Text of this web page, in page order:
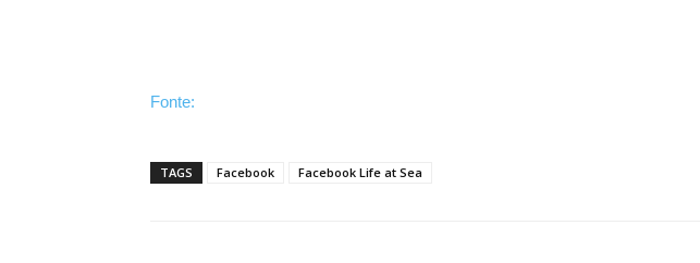
Fonte:
TAGS Facebook Facebook Life at Sea